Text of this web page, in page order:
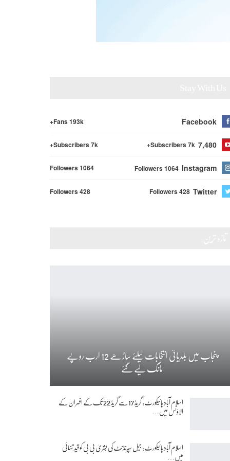
Facebook
Fans 193k+
7,480
Subscribers 7k+
Subscribers 7k+
Instagram
Followers 1064
Followers 1064
Twitter
Followers 428
Followers 428
پنجاب میں بلدیاتی انتخابات کیلئے ساڑھے 12 ارب روپے
مانگ لیے گئے
اسلام آباد ہائیکورٹ: گریڈ 17 سے گریڈ 22 تک کے افسران کے
الاؤنس میں…
اسلام آباد ہائیکورٹ: جیل سپرنڈنٹ کی بشریٰ بی بی کو قیدِ تنہائی
میں…